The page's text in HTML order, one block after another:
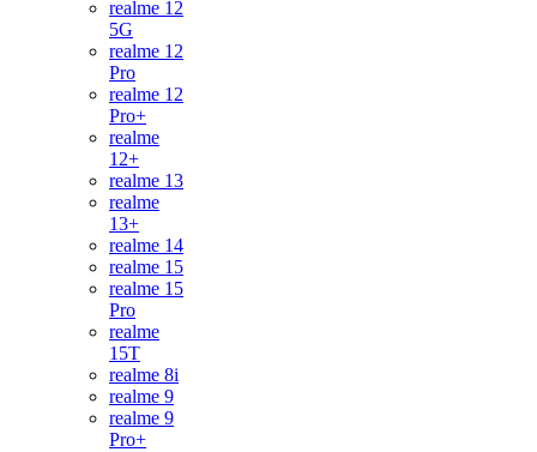
realme 12
5G
realme 12
Pro
realme 12
Pro+
realme
12+
realme 13
realme
13+
realme 14
realme 15
realme 15
Pro
realme
15T
realme 8i
realme 9
realme 9
Pro+